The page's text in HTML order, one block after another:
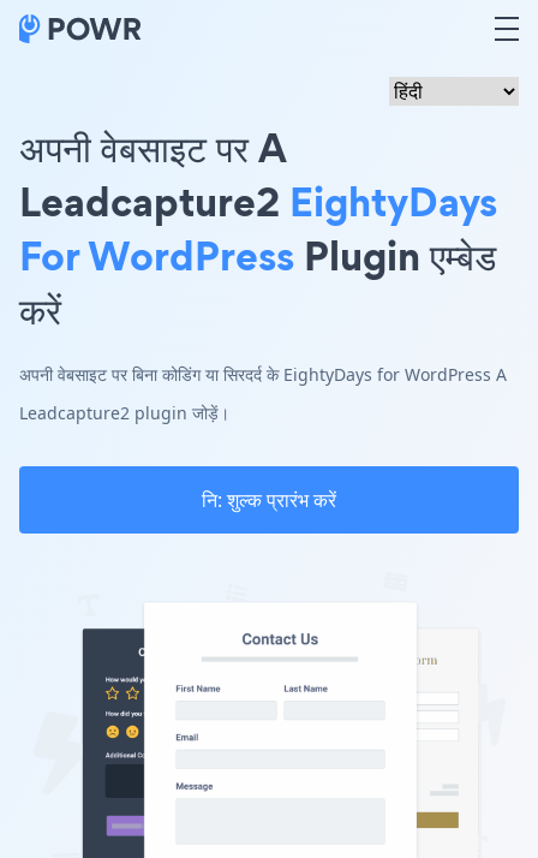
अपनी वेबसाइट पर A
Leadcapture2 EightyDays
For WordPress Plugin एम्बेड
करें
अपनी वेबसाइट पर बिना कोडिंग या सिरदर्द के EightyDays for WordPress A
Leadcapture2 plugin जोड़ें।
नि: शुल्क प्रारंभ करें